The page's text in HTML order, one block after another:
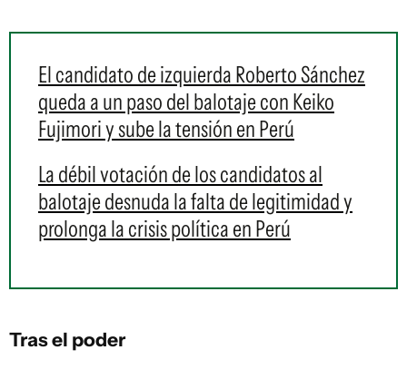
El candidato de izquierda Roberto Sánchez
queda a un paso del balotaje con Keiko
Fujimori y sube la tensión en Perú
La débil votación de los candidatos al
balotaje desnuda la falta de legitimidad y
prolonga la crisis política en Perú
Tras el poder